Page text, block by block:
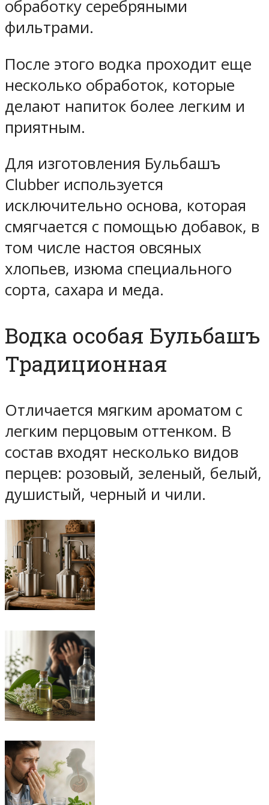
обработку серебряными
фильтрами.
После этого водка проходит еще
несколько обработок, которые
делают напиток более легким и
приятным.
Для изготовления Бульбашъ
Clubber используется
исключительно основа, которая
смягчается с помощью добавок, в
том числе настоя овсяных
хлопьев, изюма специального
сорта, сахара и меда.
Водка особая Бульбашъ
Традиционная
Отличается мягким ароматом с
легким перцовым оттенком. В
состав входят несколько видов
перцев: розовый, зеленый, белый,
душистый, черный и чили.